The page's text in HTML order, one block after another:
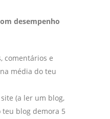
desempenho
comentários e
média do teu
(a ler um blog,
teu blog demora 5